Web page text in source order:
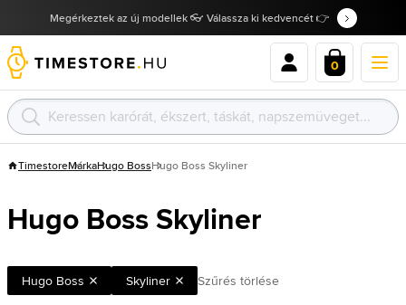
Megérkeztek az új modellek 👓 Válassza ki kedvencét 👉
0
TimestoreMárkaHugo BossHugo Boss Skyliner
Hugo Boss Skyliner
Hugo Boss Skyliner Szűrés törlése